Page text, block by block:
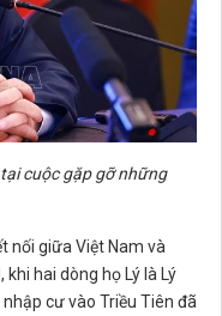
cuộc gặp gỡ những
nối giữa Việt Nam và
hai dòng họ Lý là Lý
cư vào Triều Tiên đã